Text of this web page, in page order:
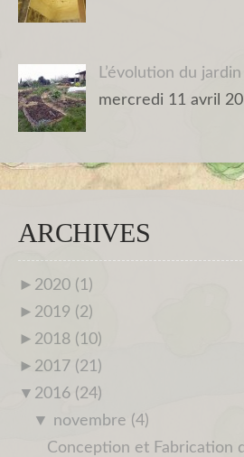
L’évolution du
mercredi 11 avril
ARCHIVES
► 2020 (1)
► 2019 (2)
► 2018 (10)
► 2017 (21)
▼ 2016 (24)
▼ novembre (4)
Conception et Fabrication